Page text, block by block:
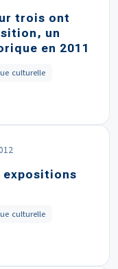
trois ont
un
en 2011
culturelle
expositions
culturelle